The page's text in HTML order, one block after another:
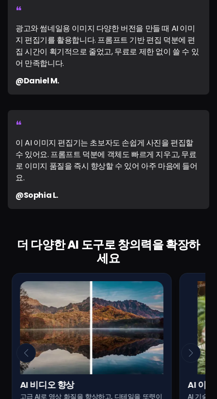
❝
광고와 썸네일용 이미지 다양한 버전을 만들 때 AI 이미
지 편집기를 활용합니다. 프롬프트 기반 편집 덕분에 편
집 시간이 획기적으로 줄었고, 무료로 제한 없이 쓸 수 있
어 만족합니다.
@Daniel M.
❝
이 AI 이미지 편집기는 초보자도 손쉽게 사진을 편집할
수 있어요. 프롬프트 덕분에 객체도 빠르게 지우고, 무료
로 이미지 품질을 즉시 향상할 수 있어 아주 마음에 들어
요.
@Sophia L.
더 다양한 AI 도구로 창의력을 확장하
세요
AI 비디오 향상
고급 AI로 영상 화질을 향상하고, 디테일을 또렷이
AI 이
AI 기술